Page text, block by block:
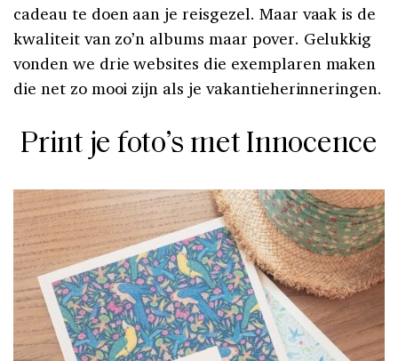
cadeau te doen aan je reisgezel. Maar vaak is de
kwaliteit van zo’n albums maar pover. Gelukkig
vonden we drie websites die exemplaren maken
die net zo mooi zijn als je vakantieherinneringen.
Print je foto’s met Innocence